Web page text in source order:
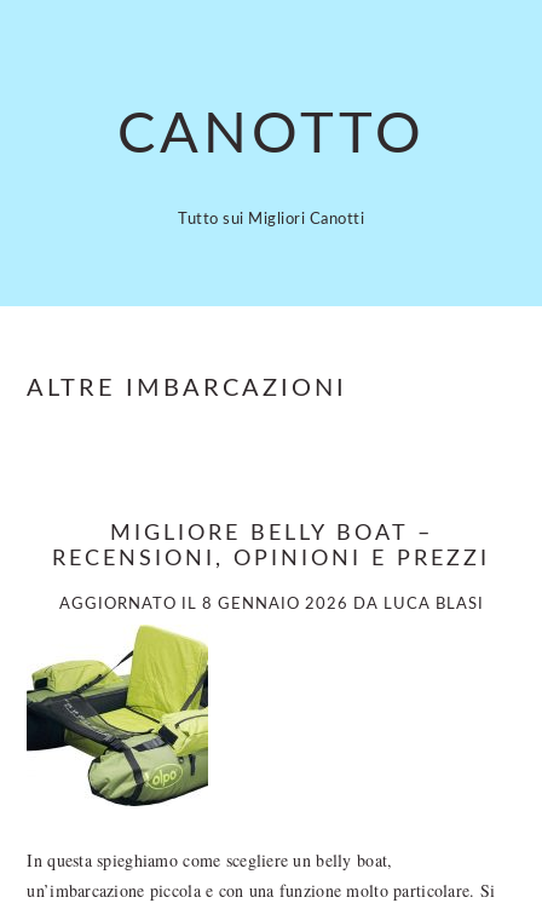
CANOTTO
Tutto sui Migliori Canotti
ALTRE IMBARCAZIONI
MIGLIORE BELLY BOAT –
RECENSIONI, OPINIONI E PREZZI
AGGIORNATO IL 8 GENNAIO 2026 DA LUCA BLASI
In questa spieghiamo come scegliere un belly boat,
un’imbarcazione piccola e con una funzione molto particolare. Si